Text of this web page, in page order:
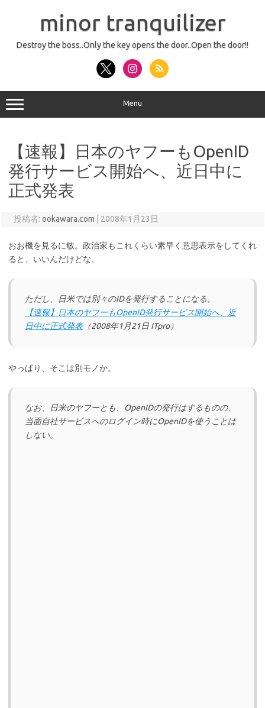
minor tranquilizer
Destroy the boss..Only the key opens the door..Open the door!!
Menu
【速報】日本のヤフーもOpenID
発行サービス開始へ、近日中に
正式発表
投稿者: ookawara.com 2008年1月23日
おお機を見るに敏。政治家もこれくらい素早く意思表示をしてくれ
ると、いいんだけどな。
ただし、日米では別々のIDを発行することになる。
【速報】日本のヤフーもOpenID発行サービス開始へ、近
日中に正式発表（2008年1月21日 ITpro）
やっぱり、そこは別モノか。
なお、日米のヤフーとも、OpenIDの発行はするものの、
当面自社サービスへのログイン時にOpenIDを使うことは
しない。